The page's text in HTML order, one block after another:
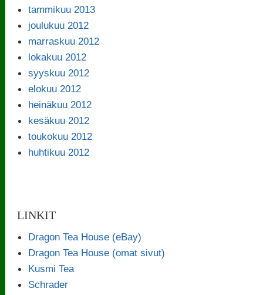
tammikuu 2013
joulukuu 2012
marraskuu 2012
lokakuu 2012
syyskuu 2012
elokuu 2012
heinäkuu 2012
kesäkuu 2012
toukokuu 2012
huhtikuu 2012
LINKIT
Dragon Tea House (eBay)
Dragon Tea House (omat sivut)
Kusmi Tea
Schrader